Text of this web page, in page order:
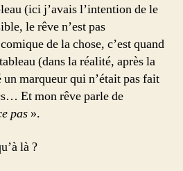
(ici j’avais l’intention de le
le rêve n’est pas
de la chose, c’est quand
(dans la réalité, après la
marqueur qui n’était pas fait
Et mon rêve parle de
pas ».
là ?